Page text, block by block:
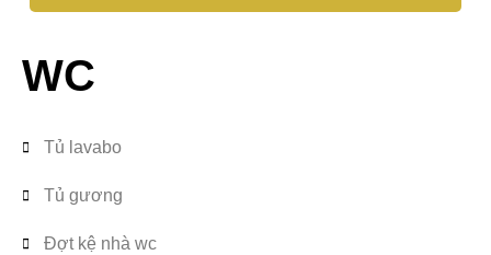
WC
Tủ lavabo
Tủ gương
Đợt kệ nhà wc